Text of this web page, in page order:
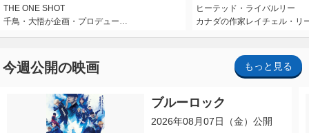
THE ONE SHOT
千鳥・大悟が企画・プロデュー…
ヒーテッド・ライバルリー
カナダの作家レイチェル・リ
今週公開の映画 もっと見る
ブルーロック
2026年08月07日（金）公開